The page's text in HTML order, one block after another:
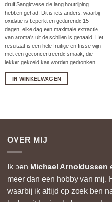
druif Sangiovese die lang houtrijping
hebben gehad. Dit is iets anders, waarbij
oxidatie is beperkt en gedurende 15
dagen, elke dag een maximale extractie
van aroma's uit de schillen is gehaald. Het
resultaat is een hele fruitige en frisse wijn
met een geconcentreerde smaak, die
lekker gekoeld kan worden gedronken.
IN WINKELWAGEN
OVER MIJ
Ik ben Michael Arnoldussen
meer dan een hobby van mij.
waarbij ik altijd op zoek ben